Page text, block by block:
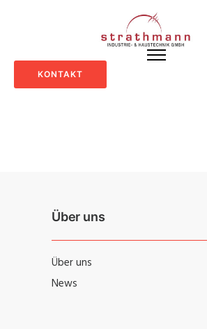
KONTAKT
Über uns
Über uns
News